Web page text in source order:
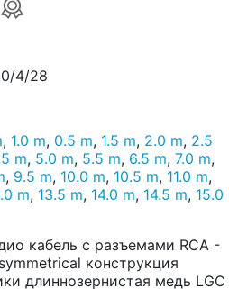
4/28
, 1.0 m, 0.5 m, 1.5 m, 2.0 m, 2.5
m, 5.0 m, 5.5 m, 6.5 m, 7.0 m,
, 9.5 m, 10.0 m, 10.5 m, 11.0 m,
m, 13.5 m, 14.0 m, 14.5 m, 15.0
кабель с разъемами RCA -
конструкция
длиннозернистая медь LGC